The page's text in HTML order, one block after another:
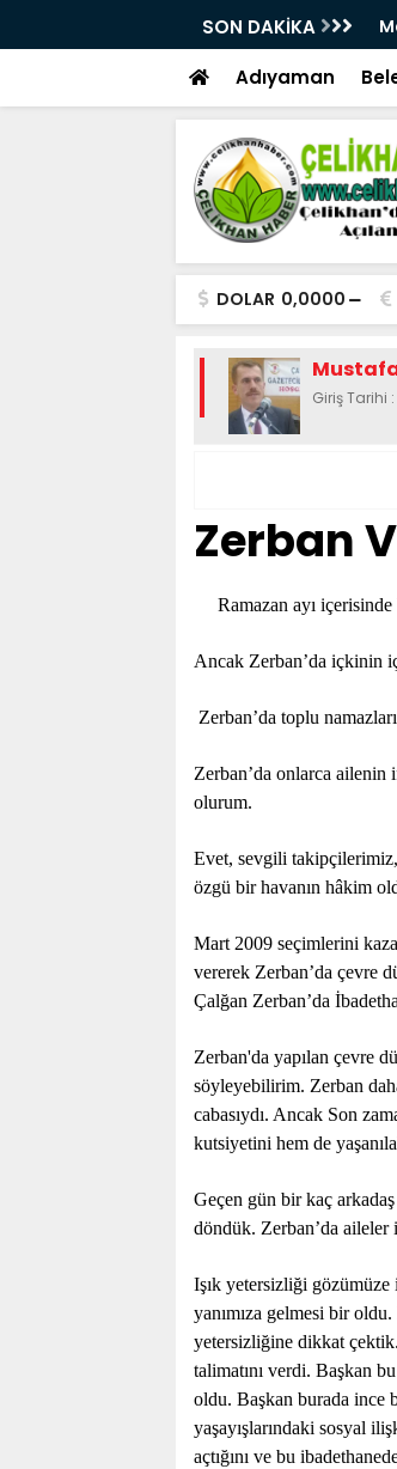
SON DAKİKA
Kez Kapılarını Açıyor
Adıyaman
DOLAR 0,0000
Giriş Tarihi
Zerban
Ramazan ayı
Ancak Zerban’da içkinin
Zerban’da toplu
Zerban’da onlarca ailenin
olurum.
Evet, sevgili
özgü bir havanın hâkim
Mart 2009 seçimlerini
vererek Zerban’da çevre
Çalğan Zerban’da
Zerban'da yapılan çevre
söyleyebilirim. Zerban
cabasıydı. Ancak Son
kutsiyetini hem de
Geçen gün bir kaç
döndük. Zerban’da
Işık yetersizliği gözümüze
yanımıza gelmesi bir
yetersizliğine dikkat çektik.
talimatını verdi. Başkan
oldu. Başkan burada ince
yaşayışlarındaki sosyal
açtığını ve bu